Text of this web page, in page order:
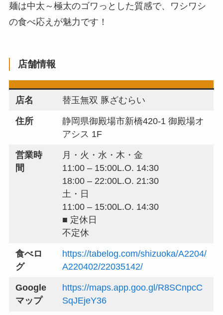
​​麺は中太～極太のゴワっとした質感で、ワシワシ
の食べ応えが魅力です！
店舗情報
店名 替玉無双 豚ざむらい
住所
静岡県御殿場市新橋420-1 御殿場オ
アシス 1F
営業時
間
月・火・水・木・金
11:00 – 15:00L.O. 14:30
18:00 – 22:00L.O. 21:30
土・日
11:00 – 15:00L.O. 14:30
■ 定休日
不定休
食べロ
グ
https://tabelog.com/shizuoka/A2204/
A220402/22035142/
Google
マップ
https://maps.app.goo.gl/R8SCnpcC
SqJEjeY36